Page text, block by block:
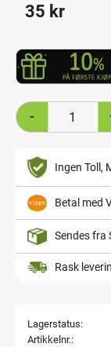
35 kr
-
Ingen Toll,
Betal med
Sendes fra
Rask
Lagerstatus
Artikkelnr.